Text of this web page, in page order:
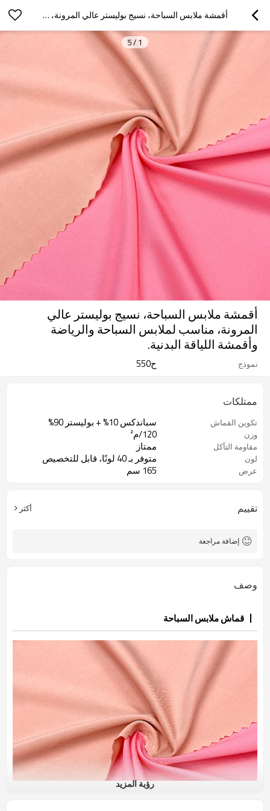
أقمشة ملابس السباحة، نسيج بوليستر عالي المرونة، مناسب لملابس السباحة والرياضة وأقمشة اللياقة البدنية.
1
/
5
أقمشة ملابس السباحة، نسيج بوليستر عالي
المرونة، مناسب لملابس السباحة والرياضة
وأقمشة اللياقة البدنية.
نموذج ح550
ممتلكات
تكوين القماش سباندكس 10% + بوليستر 90%
وزن 120/م²
مقاومة التآكل ممتاز
لون متوفر بـ 40 لونًا، قابل للتخصيص
عرض 165 سم
تقييم أكثر
إضافة مراجعة
وصف
قماش ملابس السباحة
رؤية المزيد